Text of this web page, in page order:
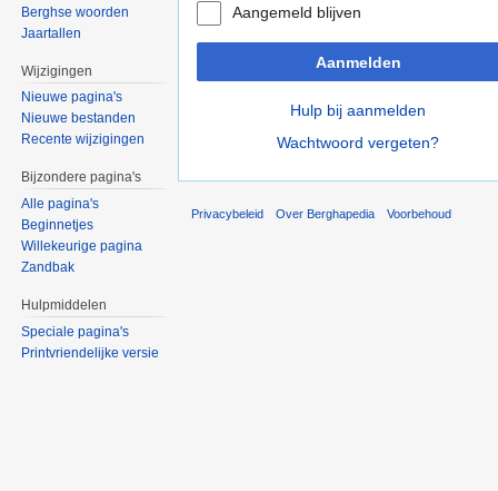
Aangemeld blijven
Aanmelden
Hulp bij aanmelden
Wachtwoord vergeten?
Berghse woorden
Jaartallen
Wijzigingen
Nieuwe pagina's
Nieuwe bestanden
Recente wijzigingen
Bijzondere pagina's
Alle pagina's
Beginnetjes
Willekeurige pagina
Zandbak
Hulpmiddelen
Speciale pagina's
Printvriendelijke versie
Privacybeleid Over Berghapedia Voorbehoud